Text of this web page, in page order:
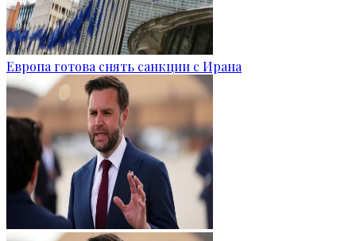
Европа готова снять санкции с Ирана